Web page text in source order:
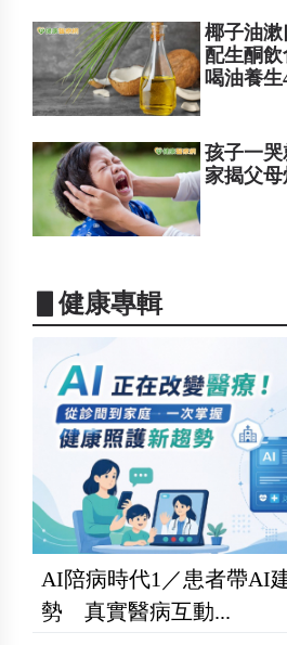
椰子油
配生酮
喝油養生
孩子一
家揭父母
▋健康專輯
AI陪病時代1／患者帶AI
勢 真實醫病互動...